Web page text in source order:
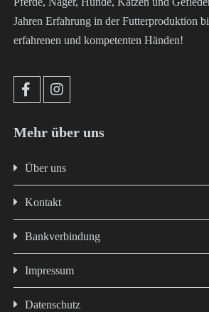
Jahren Erfahrung in der Futterproduktion
erfahrenen und kompetenten Händen!
Mehr über uns
Über uns
Kontakt
Bankverbindung
Impressum
Datenschutz